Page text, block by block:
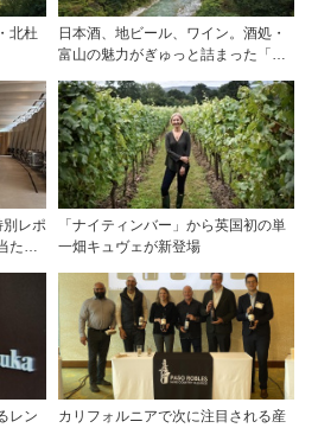
北杜
日本酒、地ビール、ワイン。酒処・
富山の魅力がぎゅっと詰まった「黒
レポ
り
記
「ナイティンバー」から英国初の単
一畑キュヴェが新登場
レン カリフォルニアで次に注目される産